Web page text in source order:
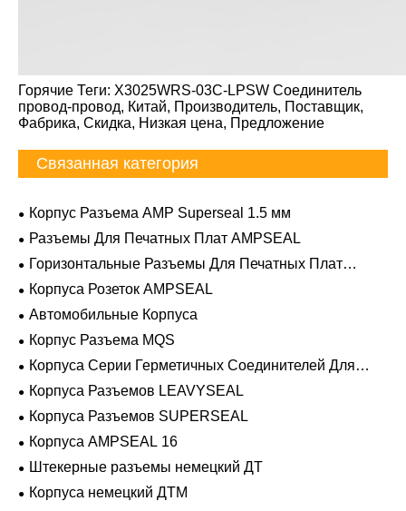
Горячие Теги: X3025WRS-03C-LPSW Соединитель
провод-провод, Китай, Производитель, Поставщик,
Фабрика, Скидка, Низкая цена, Предложение
Связанная категория
Корпус Разъема AMP Superseal 1.5 мм
Разъемы Для Печатных Плат AMPSEAL
Горизонтальные Разъемы Для Печатных Плат
AMPSEAL
Корпуса Розеток AMPSEAL
Автомобильные Корпуса
Корпус Разъема MQS
Корпуса Серии Герметичных Соединителей Для
Тяжелых Условий Эксплуатации
Корпуса Разъемов LEAVYSEAL
Корпуса Разъемов SUPERSEAL
Корпуса AMPSEAL 16
Штекерные разъемы немецкий ДТ
Корпуса немецкий ДТМ